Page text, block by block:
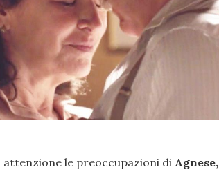
le preoccupazioni di Agnese,